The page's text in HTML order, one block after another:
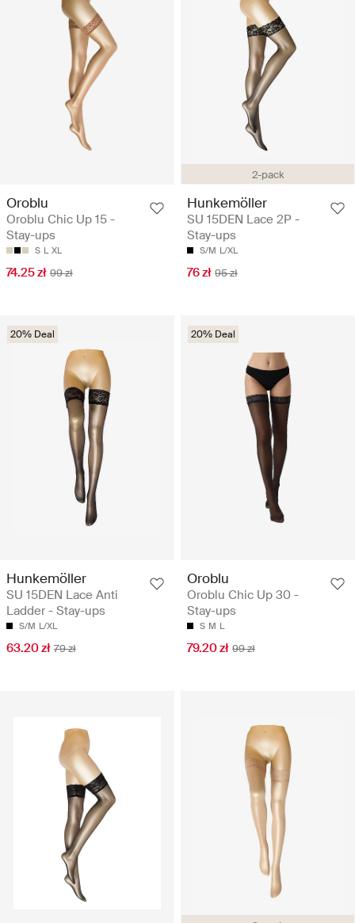
Oroblu
Oroblu Chic Up 15 -
Stay-ups
S L XL
74.25 zł 99 zł
2-pack
Hunkemöller
SU 15DEN Lace 2P -
Stay-ups
S/M L/XL
76 zł 95 zł
20% Deal
Hunkemöller
SU 15DEN Lace Anti
Ladder - Stay-ups
S/M L/XL
63.20 zł 79 zł
20% Deal
Oroblu
Oroblu Chic Up 30 -
Stay-ups
S M L
79.20 zł 99 zł